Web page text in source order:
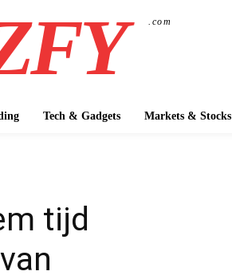
.com
Tech & Gadgets Markets & Stocks
tijd